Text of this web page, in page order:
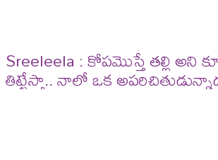
Sreeleela : కోపమొస్తే తల్లి అని
తిట్టేస్తా.. నాలో ఒక